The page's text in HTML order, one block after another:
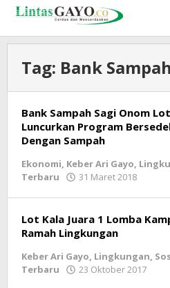
Lewati
konten
Tag: Bank
Bank Sampah Sagi Onom
Luncurkan Program
Dengan Sampah
Ekonomi, Keber Ari Gayo,
Terbaru
31 Maret 2018
Lot Kala Juara 1 Lomba
Ramah Lingkungan
Keber Ari Gayo, Lingkungan,
Terbaru
23 Oktober 2017